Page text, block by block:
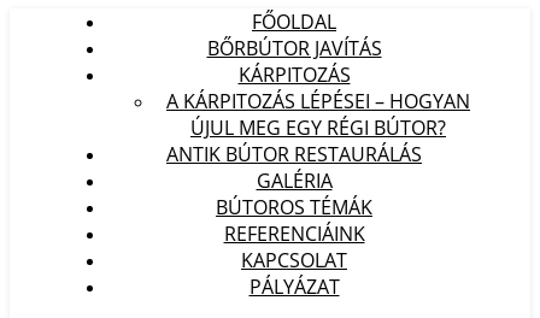
FŐOLDAL
BŐRBÚTOR JAVÍTÁS
KÁRPITOZÁS
A KÁRPITOZÁS LÉPÉSEI – HOGYAN
ÚJUL MEG EGY RÉGI BÚTOR?
ANTIK BÚTOR RESTAURÁLÁS
GALÉRIA
BÚTOROS TÉMÁK
REFERENCIÁINK
KAPCSOLAT
PÁLYÁZAT